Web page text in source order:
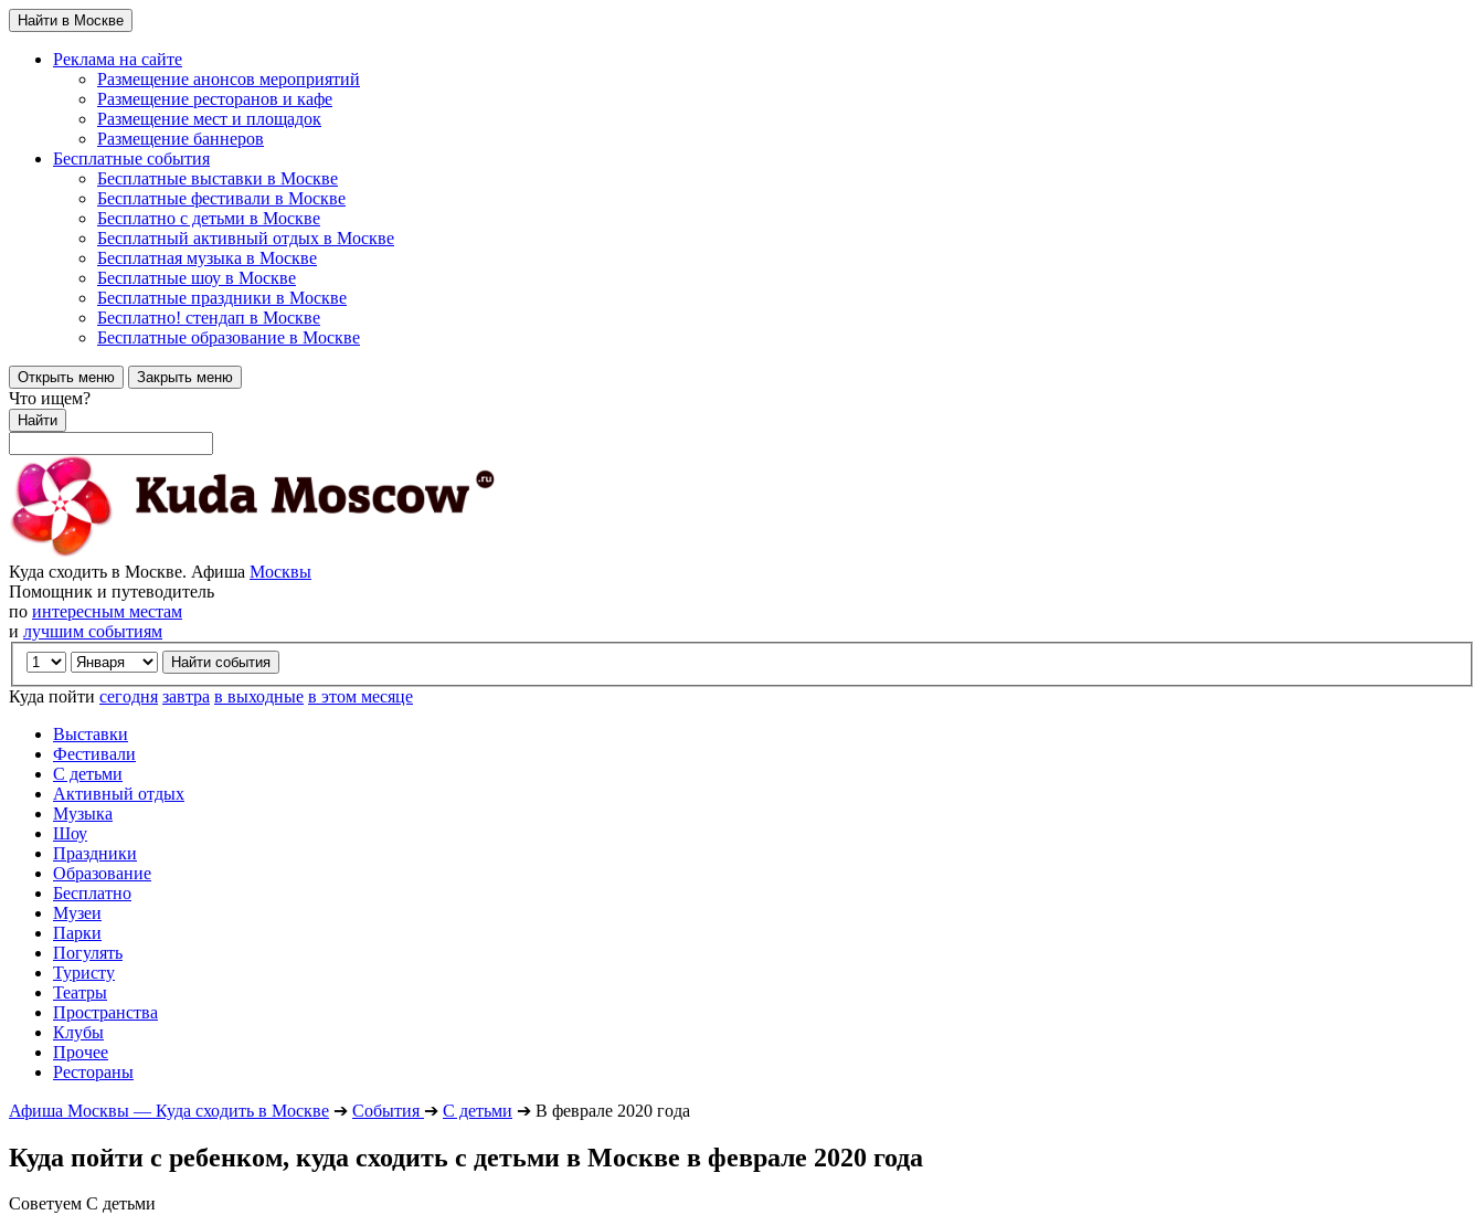
Найти в Москве
Реклама на сайте
Размещение анонсов мероприятий
Размещение ресторанов и кафе
Размещение мест и площадок
Размещение баннеров
Бесплатные события
Бесплатные выставки в Москве
Бесплатные фестивали в Москве
Бесплатно с детьми в Москве
Бесплатный активный отдых в Москве
Бесплатная музыка в Москве
Бесплатные шоу в Москве
Бесплатные праздники в Москве
Бесплатно! стендап в Москве
Бесплатные образование в Москве
Открыть меню Закрыть меню
Что ищем?
Найти
Куда сходить в Москве. Афиша Москвы
Помощник и путеводитель
по интересным местам
и лучшим событиям
Куда пойти сегодня завтра в выходные в этом месяце
Выставки
Фестивали
С детьми
Активный отдых
Музыка
Шоу
Праздники
Образование
Бесплатно
Музеи
Парки
Погулять
Туристу
Театры
Пространства
Клубы
Прочее
Рестораны
Афиша Москвы — Куда сходить в Москве ➔ События ➔ С детьми ➔ В феврале 2020 года
Куда пойти с ребенком, куда сходить с детьми в Москве в феврале 2020 года
Советуем С детьми